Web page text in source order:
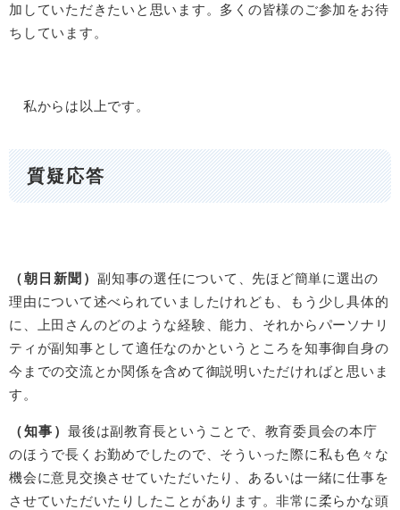
加していただきたいと思います。多くの皆様のご参加をお待
ちしています。
私からは以上です。
質疑応答
（朝日新聞） 副知事の選任について、先ほど簡単に選出の
理由について述べられていましたけれども、もう少し具体的
に、上田さんのどのような経験、能力、それからパーソナリ
ティが副知事として適任なのかというところを知事御自身の
今までの交流とか関係を含めて御説明いただければと思いま
す。
（知事） 最後は副教育長ということで、教育委員会の本庁
のほうで長くお勤めでしたので、そういった際に私も色々な
機会に意見交換させていただいたり、あるいは一緒に仕事を
させていただいたりしたことがあります。非常に柔らかな頭